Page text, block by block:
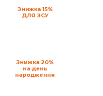
Знижка 15%
ДЛЯ ЗСУ
Знижка 20%
на день
народження